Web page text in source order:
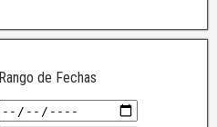
Rango de Fechas